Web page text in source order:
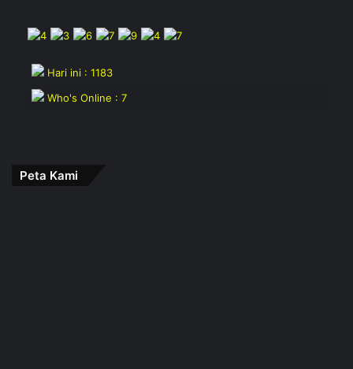
Hari ini : 1183
Who's Online : 7
Peta Kami